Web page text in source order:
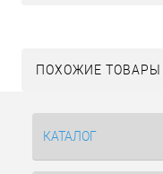
ПОХОЖИЕ ТОВАРЫ
КАТАЛОГ